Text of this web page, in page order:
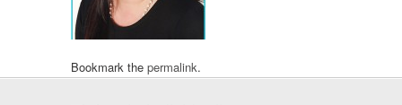
Bookmark the permalink.